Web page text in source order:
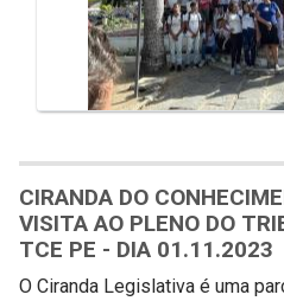
CIRANDA DO
VISITA AO PLENO DO
TCE PE - DIA 01.11.2023
O Ciranda Legislativa é uma